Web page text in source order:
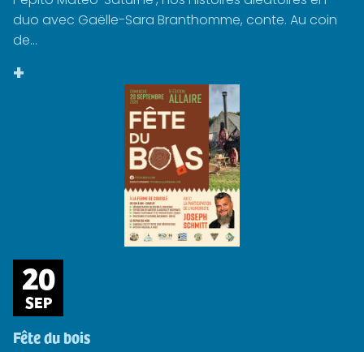
duo avec Gaëlle-Sara Branthomme, conte. Au coin
de...
+
20
SEP
Fête du bois